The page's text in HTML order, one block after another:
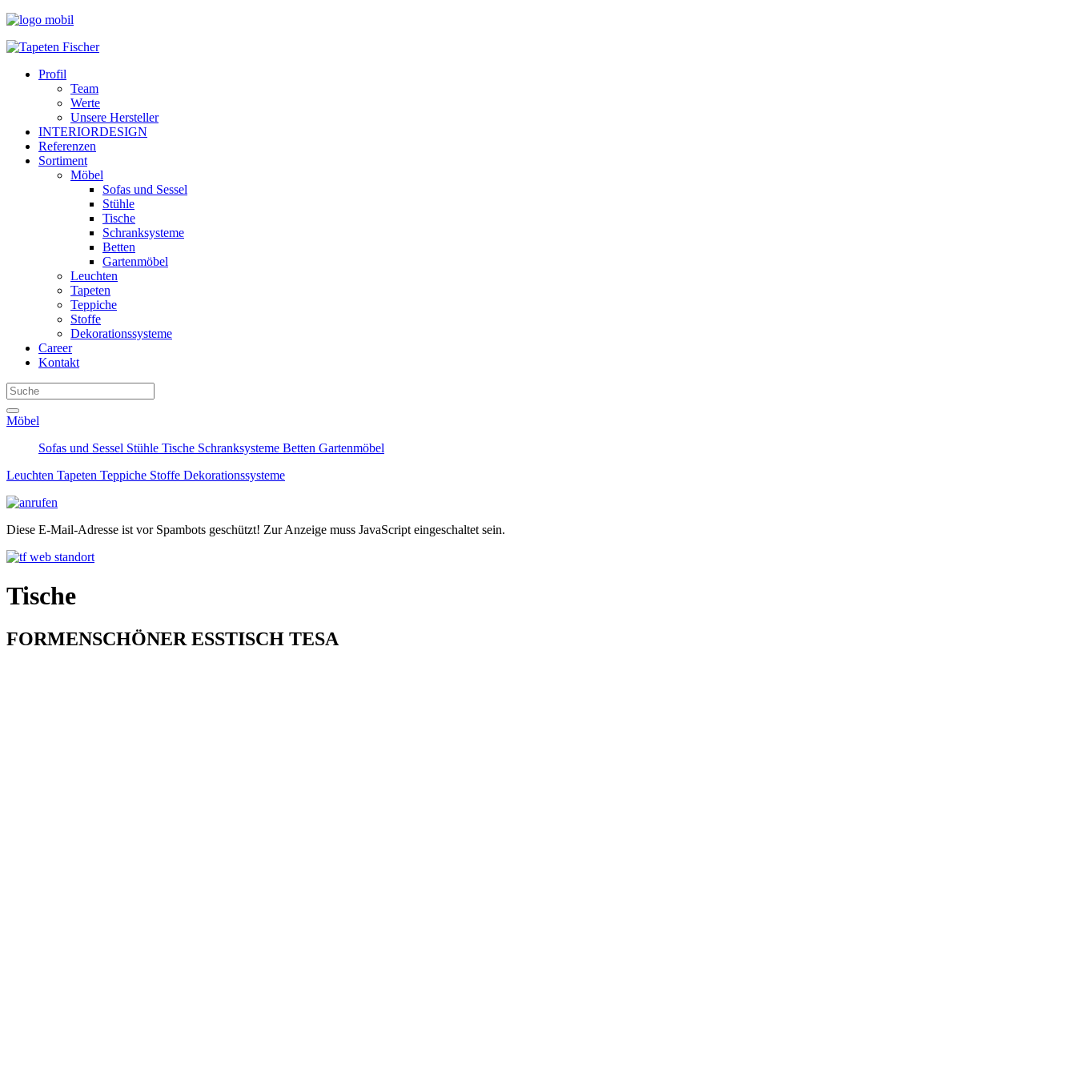
Profil
Team
Werte
Unsere Hersteller
INTERIORDESIGN
Referenzen
Sortiment
Möbel
Sofas und Sessel
Stühle
Tische
Schranksysteme
Betten
Gartenmöbel
Leuchten
Tapeten
Teppiche
Stoffe
Dekorationssysteme
Career
Kontakt
Möbel
Sofas und Sessel Stühle Tische Schranksysteme Betten Gartenmöbel
Leuchten Tapeten Teppiche Stoffe Dekorationssysteme
Diese E-Mail-Adresse ist vor Spambots geschützt! Zur Anzeige muss JavaScript eingeschaltet sein.
Tische
FORMENSCHÖNER ESSTISCH TESA